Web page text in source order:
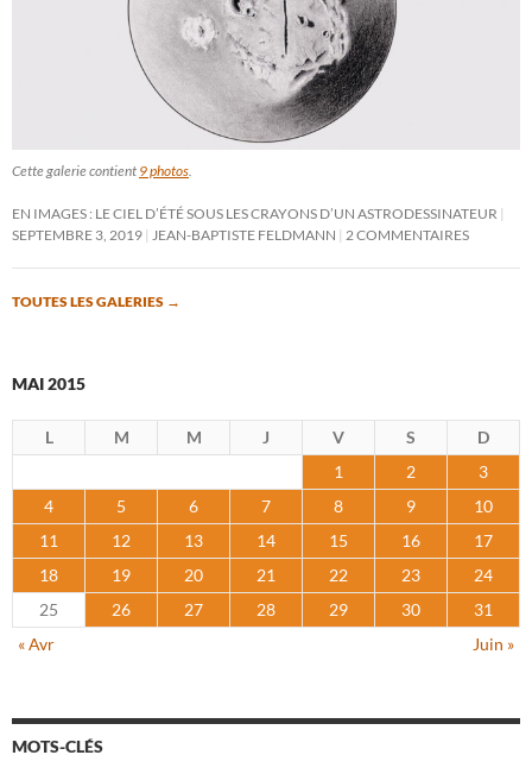
Cette galerie contient 9 photos
EN IMAGES : LE CIEL D’ÉTÉ SOUS LES CRAYONS D’UN ASTRODESSINATEUR
SEPTEMBRE 3, 2019
JEAN-BAPTISTE FELDMANN 2 COMMENTAIRES
TOUTES LES GALERIES →
MAI 2015
L M M J V S
D
1
2
3
4
5 6 7 8 9
10
11
12 13 14 15 16
17
18
19 20 21 22 23
24
25
26 27 28 29 30
31
« Avr
Juin »
MOTS-CLÉS